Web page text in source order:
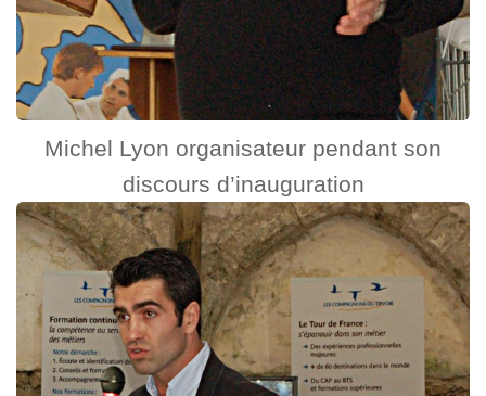
Michel Lyon organisateur pendant son
discours d’inauguration